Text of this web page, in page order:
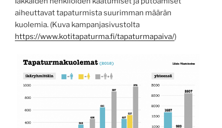
aiheuttavat tapaturmista suurimman määrän
kuolemia. (Kuva kampanjasivustolta
https://www.kotitapaturma.fi/tapaturmapaiva/)